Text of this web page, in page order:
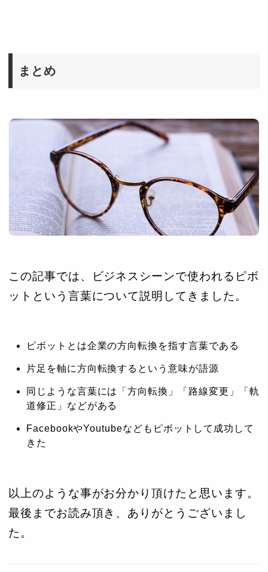
まとめ
この記事では、ビジネスシーンで使われるピボ
ットという言葉について説明してきました。
ピボットとは企業の方向転換を指す言葉である
片足を軸に方向転換するという意味が語源
同じような言葉には「方向転換」「路線変更」「軌
道修正」などがある
FacebookやYoutubeなどもピボットして成功して
きた
以上のような事がお分かり頂けたと思います。
最後までお読み頂き、ありがとうございまし
た。